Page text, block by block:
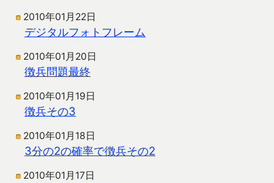
2010年01月22日
デジタルフォトフレーム
2010年01月20日
徴兵問題最終
2010年01月19日
徴兵その3
2010年01月18日
3分の2の確率で徴兵その2
2010年01月17日